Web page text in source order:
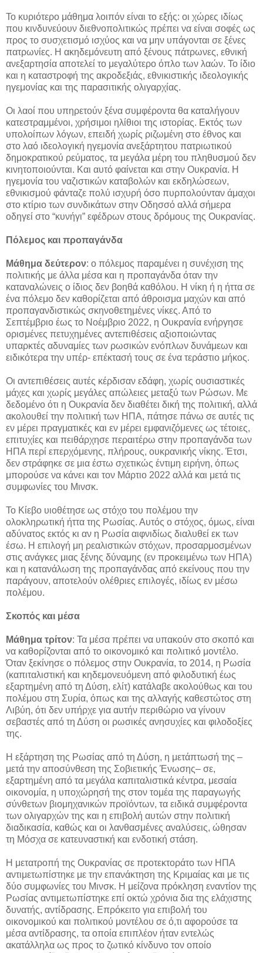
Το κυριότερο μάθημα λοιπόν είναι το εξής: οι χώρες ιδίως
που κινδυνεύουν διεθνοπολιτικώς πρέπει να είναι σοφές ως
προς το συσχετισμό ισχύος και να μην υπάγονται σε ξένες
πατρωνίες. Η ακηδεμόνευτη από ξένους πάτρωνες, εθνική
ανεξαρτησία αποτελεί το μεγαλύτερο όπλο των λαών. Το ίδιο
και η καταστροφή της ακροδεξιάς, εθνικιστικής ιδεολογικής
ηγεμονίας και της παρασιτικής ολιγαρχίας.
Οι λαοί που υπηρετούν ξένα συμφέροντα θα καταλήγουν
κατεστραμμένοι, χρήσιμοι ηλίθιοι της ιστορίας. Εκτός των
υπολοίπων λόγων, επειδή χωρίς ριζωμένη στο έθνος και
στο λαό ιδεολογική ηγεμονία ανεξάρτητου πατριωτικού
δημοκρατικού ρεύματος, τα μεγάλα μέρη του πληθυσμού δεν
κινητοποιούνται. Και αυτό φαίνεται και στην Ουκρανία. Η
ηγεμονία του ναζιστικών καταβολών και εκδηλώσεων,
εθνικισμού φάνταζε πολύ ισχυρή όσο πυρπολούνταν άμαχοι
στο κτίριο των συνδικάτων στην Οδησσό αλλά σήμερα
οδηγεί στο “κυνήγι” εφέδρων στους δρόμους της Ουκρανίας.
Πόλεμος και προπαγάνδα
Μάθημα δεύτερον: ο πόλεμος παραμένει η συνέχιση της
πολιτικής με άλλα μέσα και η προπαγάνδα όταν την
καταναλώνεις ο ίδιος δεν βοηθά καθόλου. Η νίκη ή η ήττα σε
ένα πόλεμο δεν καθορίζεται από άθροισμα μαχών και από
προπαγανδιστικώς σκηνοθετημένες νίκες. Από το
Σεπτέμβριο έως το Νοέμβριο 2022, η Ουκρανία ενήργησε
ορισμένες πετυχημένες αντεπιθέσεις αξιοποιώντας
υπαρκτές αδυναμίες των ρωσικών ενόπλων δυνάμεων και
ειδικότερα την υπέρ- επέκτασή τους σε ένα τεράστιο μήκος.
Οι αντεπιθέσεις αυτές κέρδισαν εδάφη, χωρίς ουσιαστικές
μάχες και χωρίς μεγάλες απώλειες μεταξύ των Ρώσων. Με
δεδομένο ότι η Ουκρανία δεν διαθέτει δική της πολιτική, αλλά
ακολουθεί την πολιτική των ΗΠΑ, πάτησε πάνω σε αυτές τις
εν μέρει πραγματικές και εν μέρει εμφανιζόμενες ως τέτοιες,
επιτυχίες και πειθάρχησε περαιτέρω στην προπαγάνδα των
ΗΠΑ περί επερχόμενης, πλήρους, ουκρανικής νίκης. Έτσι,
δεν στράφηκε σε μια έστω σχετικώς έντιμη ειρήνη, όπως
μπορούσε να κάνει και τον Μάρτιο 2022 αλλά και μετά τις
συμφωνίες του Μινσκ.
Το Κίεβο υιοθέτησε ως στόχο του πολέμου την
ολοκληρωτική ήττα της Ρωσίας. Αυτός ο στόχος, όμως, είναι
αδύνατος εκτός κι αν η Ρωσία αιφνιδίως διαλυθεί εκ των
έσω. Η επιλογή μη ρεαλιστικών στόχων, προσαρμοσμένων
στις ανάγκες μιας ξένης δύναμης (εν προκειμένω των ΗΠΑ)
και η κατανάλωση της προπαγάνδας από εκείνους που την
παράγουν, αποτελούν ολέθριες επιλογές, ιδίως εν μέσω
πολέμου.
Σκοπός και μέσα
Μάθημα τρίτον: Τα μέσα πρέπει να υπακούν στο σκοπό και
να καθορίζονται από το οικονομικό και πολιτικό μοντέλο.
Όταν ξεκίνησε ο πόλεμος στην Ουκρανία, το 2014, η Ρωσία
(καπιταλιστική και κηδεμονευόμενη από φιλοδυτική έως
εξαρτημένη από τη Δύση, ελίτ) κατάλαβε ακολούθως και του
πολέμου στη Συρία, όπως και της αλλαγής καθεστώτος στη
Λιβύη, ότι δεν υπήρχε για αυτήν περιθώριο να γίνουν
σεβαστές από τη Δύση οι ρωσικές ανησυχίες και φιλοδοξίες
της.
Η εξάρτηση της Ρωσίας από τη Δύση, η μετάπτωσή της –
μετά την αποσύνθεση της Σοβιετικής Ένωσης– σε,
εξαρτημένη από τα μεγάλα καπιταλιστικά κέντρα, μεσαία
οικονομία, η υποχώρησή της στον τομέα της παραγωγής
σύνθετων βιομηχανικών προϊόντων, τα ειδικά συμφέροντα
των ολιγαρχών της και η επιβολή αυτών στην πολιτική
διαδικασία, καθώς και οι λανθασμένες αναλύσεις, ώθησαν
τη Μόσχα σε κατευναστική και ενδοτική στάση.
Η μετατροπή της Ουκρανίας σε προτεκτοράτο των ΗΠΑ
αντιμετωπίστηκε με την επανάκτηση της Κριμαίας και με τις
δύο συμφωνίες του Μινσκ. Η μείζονα πρόκληση εναντίον της
Ρωσίας αντιμετωπίστηκε επί οκτώ χρόνια δια της ελάχιστης
δυνατής, αντίδρασης. Επρόκειτο για επιβολή του
οικονομικού και πολιτικού μοντέλου σε ό,τι αφορούσε τα
μέσα αντίδρασης, τα οποία επιπλέον ήταν εντελώς
ακατάλληλα ως προς το ζωτικό κίνδυνο τον οποίο